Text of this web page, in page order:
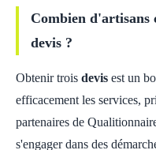
Combien d'artisans
devis ?
Obtenir trois devis est un
efficacement les services,
partenaires de
s'engager dans des